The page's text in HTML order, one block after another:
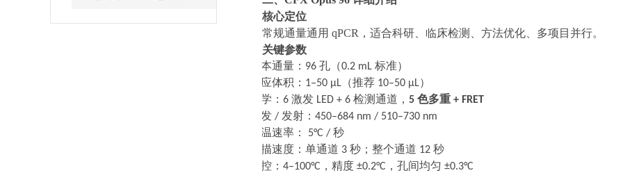
核心定位
常规通量通用 qPCR，适合科研、临床检测、方法优化、多项目并行。
关键参数
样本通量： 96 孔（0.2 mL 标准）
反应体积： 1–50 μL （推荐 10–50 μL）
光学： 6 激发 LED + 6 检测通道， 5 色多重 + FRET
激发 / 发射： 450–684 nm / 510–730 nm
升温速率： 5°C / 秒
扫描速度：单通道 3 秒；整个通道 12 秒
温控： 4–100°C ，精度 ±0.2°C ，孔间均匀 ±0.3°C